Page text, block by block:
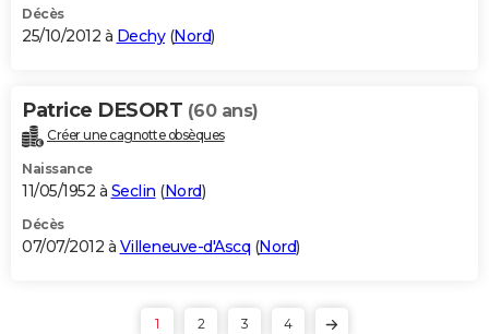
Décès
25/10/2012 à Dechy(Nord)
Patrice DESORT (60 ans)
Créer une cagnotte obsèques
Naissance
11/05/1952 à Seclin (Nord)
Décès
07/07/2012 à Villeneuve-d'Ascq (Nord)
1 2 3 4